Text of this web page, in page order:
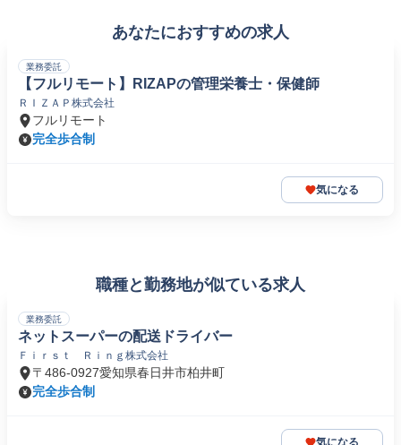
あなたにおすすめの求人
業務委託
【フルリモート】RIZAPの管理栄養士・保健師
ＲＩＺＡＰ株式会社
フルリモート
完全歩合制
気になる
職種と勤務地が似ている求人
業務委託
ネットスーパーの配送ドライバー
Ｆｉｒｓｔ Ｒｉｎｇ株式会社
〒486-0927愛知県春日井市柏井町
完全歩合制
気になる